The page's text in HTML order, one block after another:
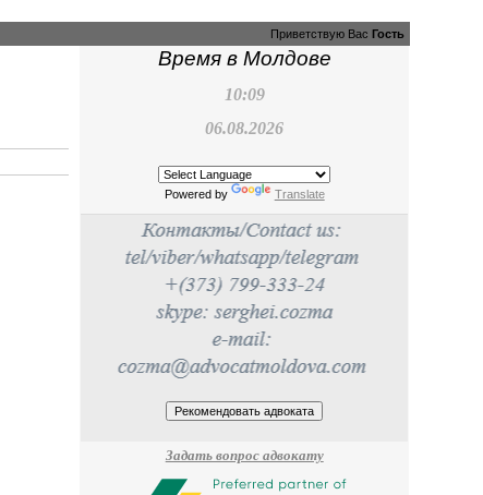
Приветствую Вас Гость
Время в Молдове
10:09
06.08.2026
Powered by Translate
Задать вопрос адвокату